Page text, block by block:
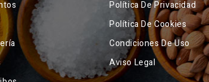
Política De Privacidad
Política De Cookies
Condiciones De Uso
Aviso Legal